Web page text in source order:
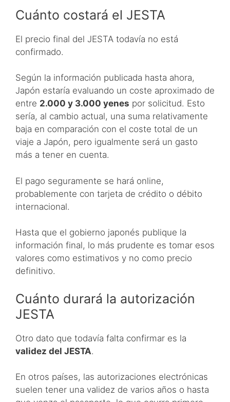
Cuánto costará el JESTA
El precio final del JESTA todavía no está
confirmado.
Según la información publicada hasta ahora,
Japón estaría evaluando un coste aproximado de
entre 2.000 y 3.000 yenes por solicitud. Esto
sería, al cambio actual, una suma relativamente
baja en comparación con el coste total de un
viaje a Japón, pero igualmente será un gasto
más a tener en cuenta.
El pago seguramente se hará online,
probablemente con tarjeta de crédito o débito
internacional.
Hasta que el gobierno japonés publique la
información final, lo más prudente es tomar esos
valores como estimativos y no como precio
definitivo.
Cuánto durará la autorización
JESTA
Otro dato que todavía falta confirmar es la
validez del JESTA.
En otros países, las autorizaciones electrónicas
suelen tener una validez de varios años o hasta